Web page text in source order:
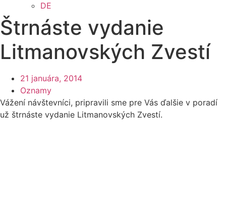
DE
Štrnáste vydanie
Litmanovských Zvestí
21 januára, 2014
Oznamy
Vážení návštevníci, pripravili sme pre Vás ďalšie v poradí
už štrnáste vydanie Litmanovských Zvestí.